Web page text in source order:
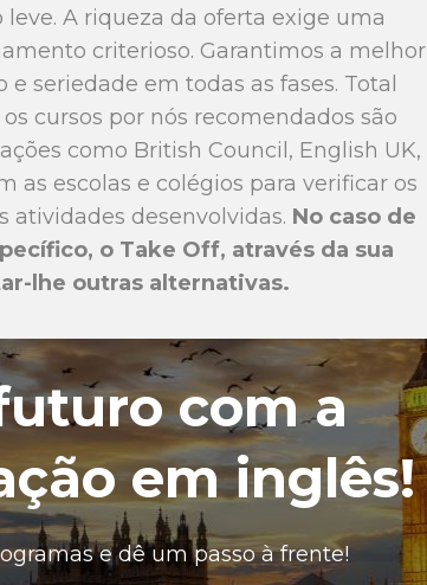
A riqueza da oferta exige uma
criterioso. Garantimos a melhor
seriedade em todas as fases. Total
cursos por nós recomendados são
como British Council, English UK,
as escolas e colégios para verificar os
atividades desenvolvidas. No caso de
o Take Off, através da sua
lhe outras alternativas.
com a
em inglês!
e dê um passo à frente!